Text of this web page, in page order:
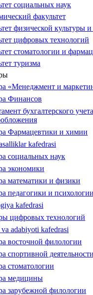
социальных наук
факультет
физической культуры и
цифровых технологий
стоматологии и
туризма
«Менеджмент и
Финансов
бухгалтерского
Фармацевтики и химии
kafedrasi
социальных наук
экономики
математики и физики
педагогики и психологии
kafedrasi
цифровых технологий
adabiyoti kafedrasi
восточной филологии
спортивной деятельности
стоматологии
медицины
зарубежной филологии